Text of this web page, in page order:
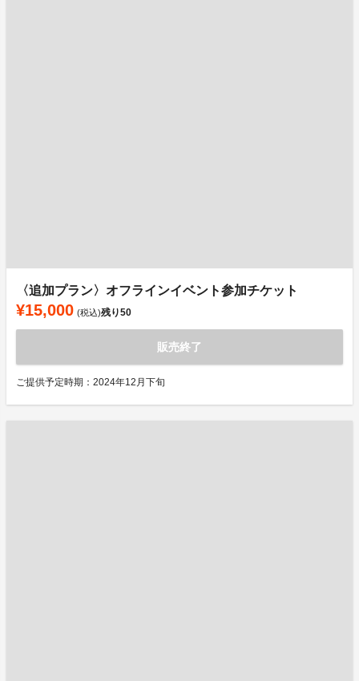
〈追加プラン〉オフラインイベント参加チケット
¥15,000 (税込)残り50
販売終了
ご提供予定時期：2024年12月下旬